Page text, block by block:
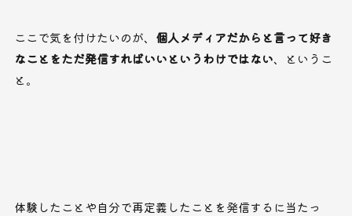
ここで気を付けたいのが、 個人メディアだからと言って好き
なことをただ発信すればいいというわけではない、というこ
と。
体験したことや自分で再定義したことを発信するに当たっ